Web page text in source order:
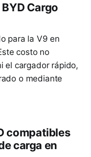
Cargo
para la V9 en
costo no
el cargador rápido,
o mediante
compatibles
carga en